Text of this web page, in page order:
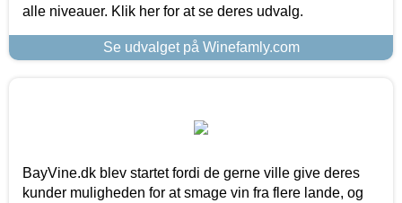
alle niveauer. Klik her for at se deres udvalg.
Se udvalget på Winefamly.com
BayVine.dk blev startet fordi de gerne ville give deres
kunder muligheden for at smage vin fra flere lande, og